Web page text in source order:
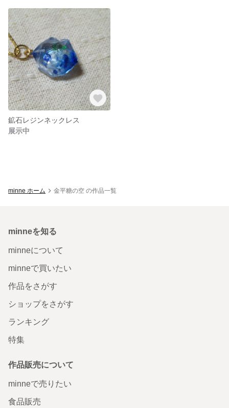
鉱石レジンネックレス
展示中
minne ホーム 金平糖の空 の作品一覧
minneを知る
minneについて
minneで買いたい
作品をさがす
ショップをさがす
ランキング
特集
作品販売について
minneで売りたい
食品販売